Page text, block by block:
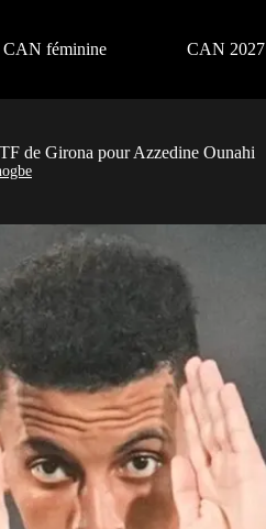
CAN féminine CAN 2027
de Girona pour Azzedine Ounahi